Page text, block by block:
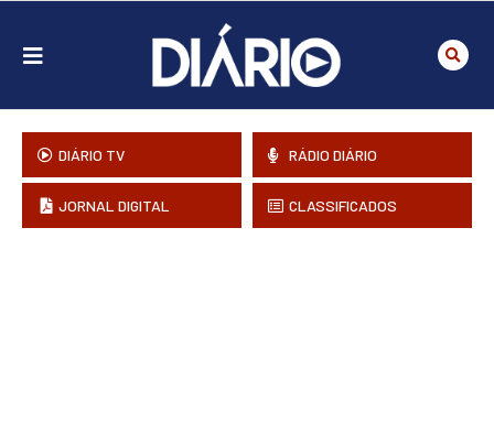
DIÁRIO TV RÁDIO DIÁRIO
JORNAL DIGITAL CLASSIFICADOS